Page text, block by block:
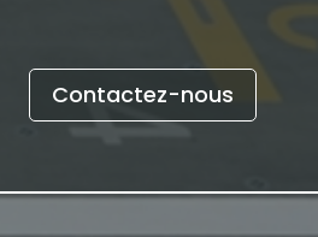
Contactez-nous